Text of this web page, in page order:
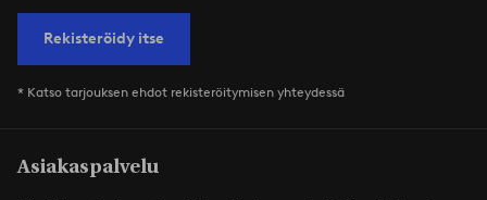
Rekisteröidy itse
* Katso tarjouksen ehdot rekisteröitymisen yhteydessä
Asiakaspalvelu